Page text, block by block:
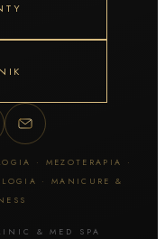
· MEZOTERAPIA ·
· MANICURE &
& MED SPA